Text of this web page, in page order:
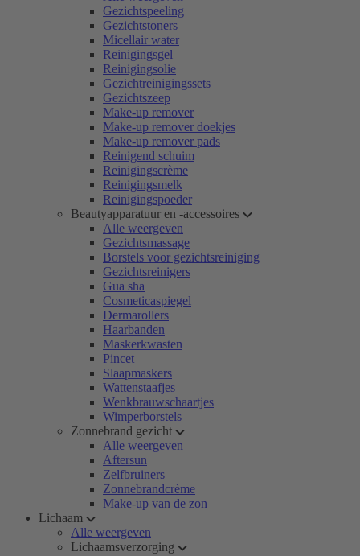
Gezichtspeeling
Gezichtstoners
Micellair water
Reinigingsgel
Reinigingsolie
Gezichtreinigingssets
Gezichtszeep
Make-up remover
Make-up remover doekjes
Make-up remover pads
Reinigend schuim
Reinigingscrème
Reinigingsmelk
Reinigingspoeder
Beautyapparatuur en -accessoires
Alle weergeven
Gezichtsmassage
Borstels voor gezichtsreiniging
Gezichtsreinigers
Gua sha
Cosmeticaspiegel
Dermarollers
Haarbanden
Maskerkwasten
Pincet
Slaapmaskers
Wattenstaafjes
Wenkbrauwschaartjes
Wimperborstels
Zonnebrand gezicht
Alle weergeven
Aftersun
Zelfbruiners
Zonnebrandcrème
Make-up van de zon
Lichaam
Alle weergeven
Lichaamsverzorging